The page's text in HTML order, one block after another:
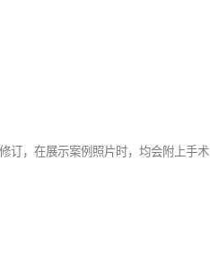
订，在展示案例照片时，均会附上手术